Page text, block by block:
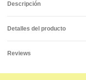
Descripción
Detalles del producto
Reviews